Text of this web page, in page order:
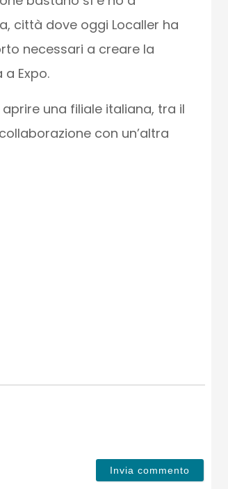
città dove oggi Localler ha
necessari a creare la
Expo.
una filiale italiana, tra il
con un’altra